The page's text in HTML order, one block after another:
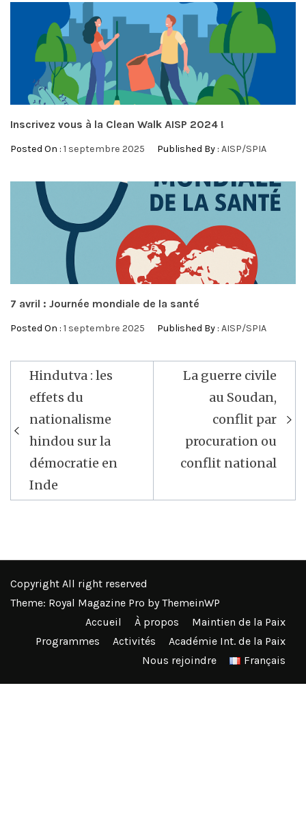
Inscrivez vous à la Clean Walk AISP 2024 !
Posted On : 1 septembre 2025 Published By : AISP/SPIA
7 avril : Journée mondiale de la santé
Posted On : 1 septembre 2025 Published By : AISP/SPIA
Navigation
de
l’article
Hindutva : les
effets du
nationalisme
hindou sur la
démocratie en
Inde
La guerre civile
au Soudan,
conflit par
procuration ou
conflit national
Copyright All right reserved
Theme: Royal Magazine Pro byThemeinWP
Accueil
À propos
Maintien de la Paix
Programmes
Activités
Académie Int. de la Paix
Nous rejoindre
Français